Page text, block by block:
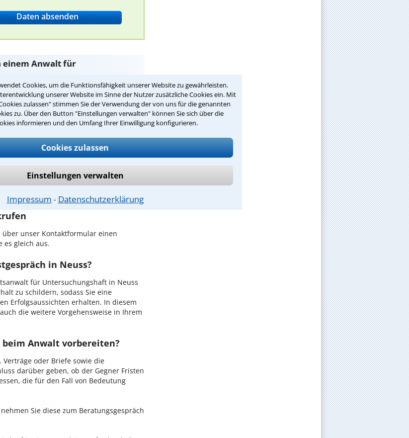
Cookies, um die Funktionsfähigkeit unserer Website zu gewährleisten.
unserer Website im Sinne der Nutzer zusätzliche Cookies ein. Mit
zulassen" stimmen Sie der Verwendung der von uns für die genannten
zu. Über den Button "Einstellungen verwalten" können Sie sich über die
informieren und den Umfang Ihrer Einwilligung konfigurieren.
Cookies zulassen
Einstellungen verwalten
Impressum ⁃ Datenschutzerklärung
einem Anwalt für
bei unseren Anwälten aus Neuss und
Anwalt für
Umgebung auswählen
Neuss einen Beratungstermin
über unser Kontaktformular einen
es gleich aus.
in Neuss?
für Untersuchungshaft in Neuss
zu schildern, sodass Sie eine
Erfolgsaussichten erhalten. In diesem
die weitere Vorgehensweise in Ihrem
Anwalt vorbereiten?
Verträge oder Briefe sowie die
darüber geben, ob der Gegner Fristen
die für den Fall von Bedeutung
Sie diese zum Beratungsgespräch